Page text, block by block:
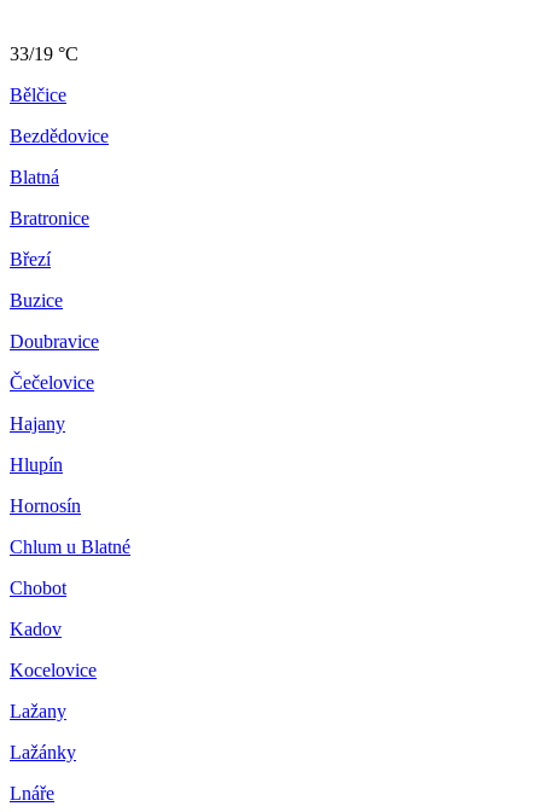
33/19 °C
Bělčice
Bezdědovice
Blatná
Bratronice
Březí
Buzice
Doubravice
Čečelovice
Hajany
Hlupín
Hornosín
Chlum u Blatné
Chobot
Kadov
Kocelovice
Lažany
Lažánky
Lnáře